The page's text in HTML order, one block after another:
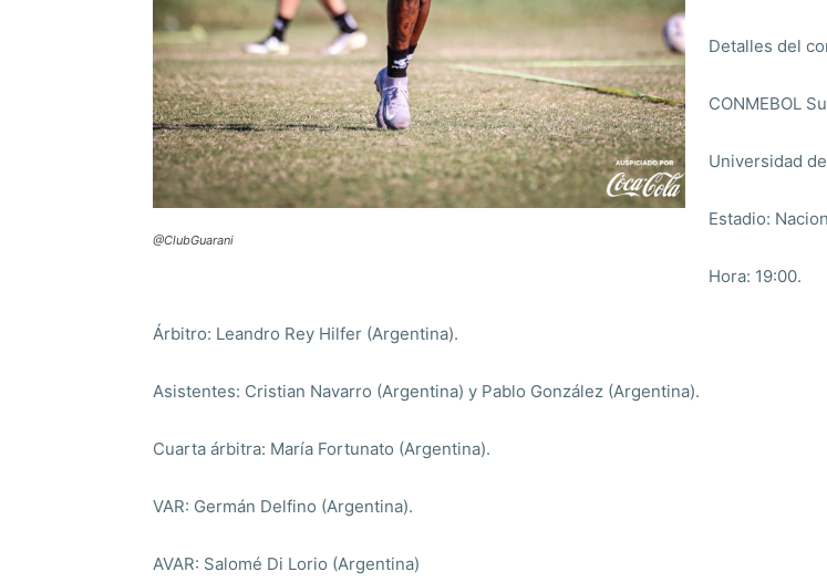
@ClubGuarani
Detalles del
CONMEBOL
Universidad
Estadio:
Hora: 19:00.
Árbitro: Leandro Rey Hilfer (Argentina).
Asistentes: Cristian Navarro (Argentina) y Pablo González (Argentina).
Cuarta árbitra: María Fortunato (Argentina).
VAR: Germán Delfino (Argentina).
AVAR: Salomé Di Lorio (Argentina)